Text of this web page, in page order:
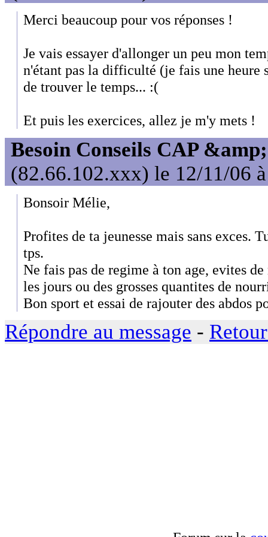
Merci beaucoup pour vos réponses !
Je vais essayer d'allonger un peu mon
n'étant pas la difficulté (je fais une heure
de trouver le temps... :(
Et puis les exercices, allez je m'y mets !
Besoin Conseils CAP
(82.66.102.xxx) le 12/11/06
Bonsoir Mélie,
Profites de ta jeunesse mais sans exces.
tps.
Ne fais pas de regime à ton age, evites
les jours ou des grosses quantites de
Bon sport et essai de rajouter des abdos
Répondre au message -